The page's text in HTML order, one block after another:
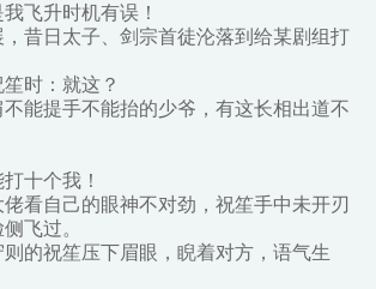
飞升时机有误！
昔日太子、剑宗首徒沦落到给某剧组打
时：就这？
能提手不能抬的少爷，有这长相出道不
十个我！
看自己的眼神不对劲，祝笙手中未开刃
飞过。
的祝笙压下眉眼，睨着对方，语气生